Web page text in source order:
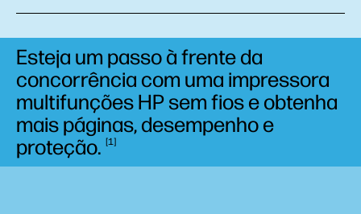
Esteja um passo à frente da
concorrência com uma impressora
multifunções HP sem fios e obtenha
mais páginas, desempenho e
proteção.
1